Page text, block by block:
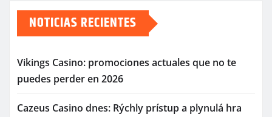
NOTICIAS RECIENTES
Vikings Casino: promociones actuales que no te
puedes perder en 2026
Cazeus Casino dnes: Rýchly prístup a plynulá hra